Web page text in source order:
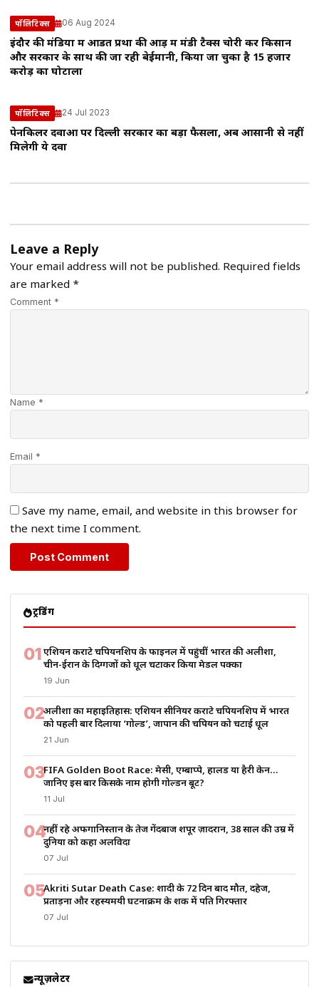
पॉलिटिक्स 06 Aug 2024
इंदौर की मंडियों में आडत प्रथा की आड़ में मंडी टैक्स चोरी कर किसान
और सरकार के साथ की जा रही बेईमानी, किया जा चुका है 15 हजार
करोड़ का घोटाला
पॉलिटिक्स 24 Jul 2023
पेनकिलर दवाओं पर दिल्ली सरकार का बड़ा फैसला, अब आसानी से नहीं
मिलेगी ये दवा
Leave a Reply
Your email address will not be published. Required fields
are marked *
Comment *
Name *
Email *
Save my name, email, and website in this browser for
the next time I comment.
ट्रेंडिंग
01एशियन कराटे चैंपियनशिप के फाइनल में पहुंचीं भारत की अलीशा,
चीन-ईरान के दिग्गजों को धूल चटाकर किया मेडल पक्का
19 Jun
02अलीशा का महाइतिहास: एशियन सीनियर कराटे चैंपियनशिप में भारत
को पहली बार दिलाया ‘गोल्ड’, जापान की चैंपियन को चटाई धूल
21 Jun
03FIFA Golden Boot Race: मेसी, एम्बाप्पे, हालैंड या हैरी केन…
जानिए इस बार किसके नाम होगी गोल्डन बूट?
11 Jul
04नहीं रहे अफगानिस्तान के तेज गेंदबाज शपूर ज़ादरान, 38 साल की उम्र में
दुनिया को कहा अलविदा
07 Jul
05Akriti Sutar Death Case: शादी के 72 दिन बाद मौत, दहेज,
प्रताड़ना और रहस्यमयी घटनाक्रम के शक में पति गिरफ्तार
07 Jul
न्यूज़लेटर